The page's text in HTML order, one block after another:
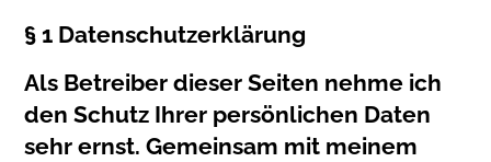
§ 1 Datenschutzerklärung
Als Betreiber dieser Seiten nehme ich
den Schutz Ihrer persönlichen Daten
sehr ernst. Gemeinsam mit meinem